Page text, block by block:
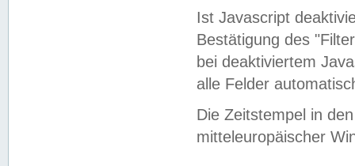
Ist Javascript
Bestätigung des
bei deaktiviertem
alle Felder
Die Zeitstempel in
mitteleuropäischer